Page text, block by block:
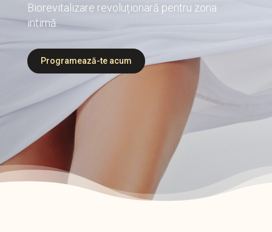
Biorevitalizare revoluționară pentru zona
intimă.
Programează-te acum